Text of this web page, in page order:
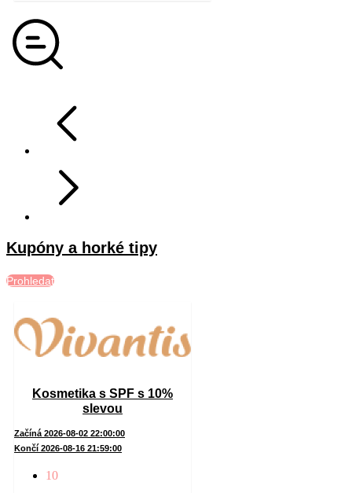
Kupóny a horké tipy
Prohledat
Kosmetika s SPF s 10%
slevou
Začíná 2026-08-02 22:00:00
Končí 2026-08-16 21:59:00
10